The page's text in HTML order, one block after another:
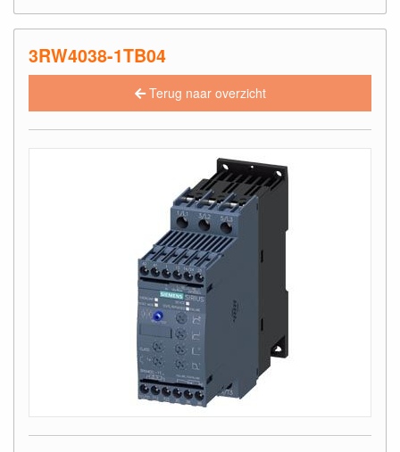
3RW4038-1TB04
Terug naar overzicht